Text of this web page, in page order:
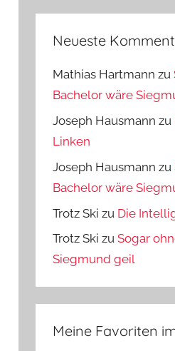
Neueste
Mathias Hartmann zu
Bachelor wäre
Joseph Hausmann zu
Linken
Joseph Hausmann zu
Bachelor wäre
Trotz Ski zu Die
Trotz Ski zuSogar
Siegmund geil
Meine Favoriten